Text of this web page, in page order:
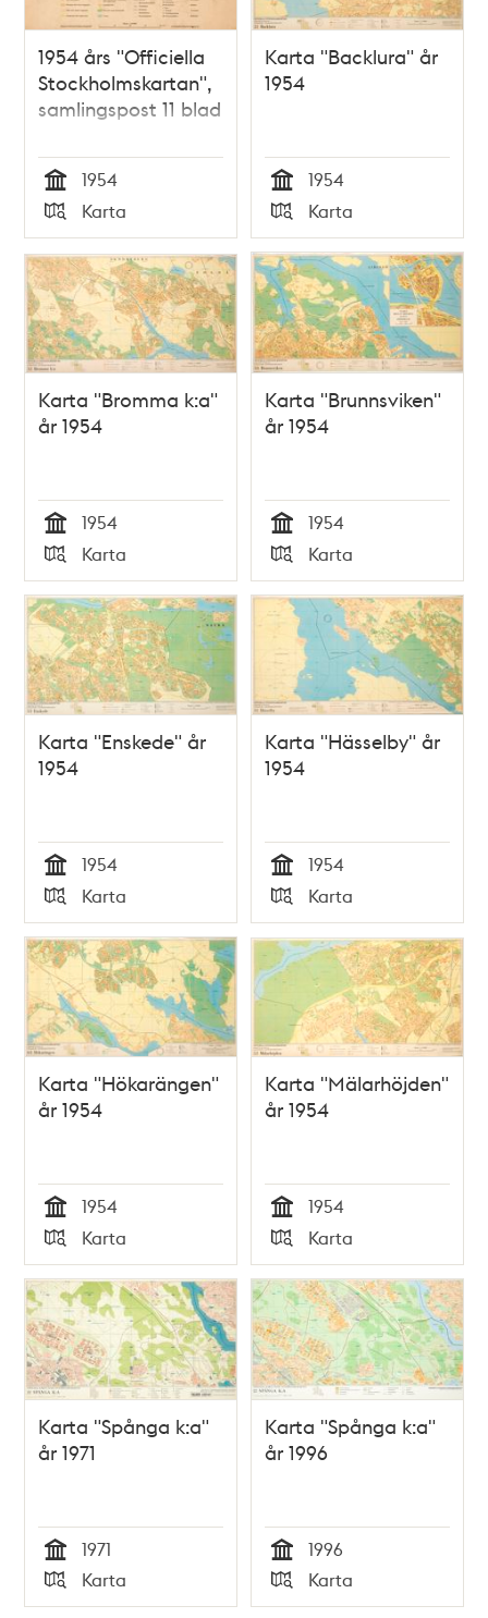
1954 års "Officiella
Stockholmskartan",
samlingspost 11 blad
Tid
1954
Typ
Karta
Karta "Backlura" år
1954
Tid
1954
Typ
Karta
Karta "Bromma k:a"
år 1954
Tid
1954
Typ
Karta
Karta "Brunnsviken"
år 1954
Tid
1954
Typ
Karta
Karta "Enskede" år
1954
Tid
1954
Typ
Karta
Karta "Hässelby" år
1954
Tid
1954
Typ
Karta
Karta "Hökarängen"
år 1954
Tid
1954
Typ
Karta
Karta "Mälarhöjden"
år 1954
Tid
1954
Typ
Karta
Karta "Spånga k:a"
år 1971
Tid
1971
Typ
Karta
Karta "Spånga k:a"
år 1996
Tid
1996
Typ
Karta